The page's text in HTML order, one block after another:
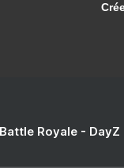
Royale - DayZ